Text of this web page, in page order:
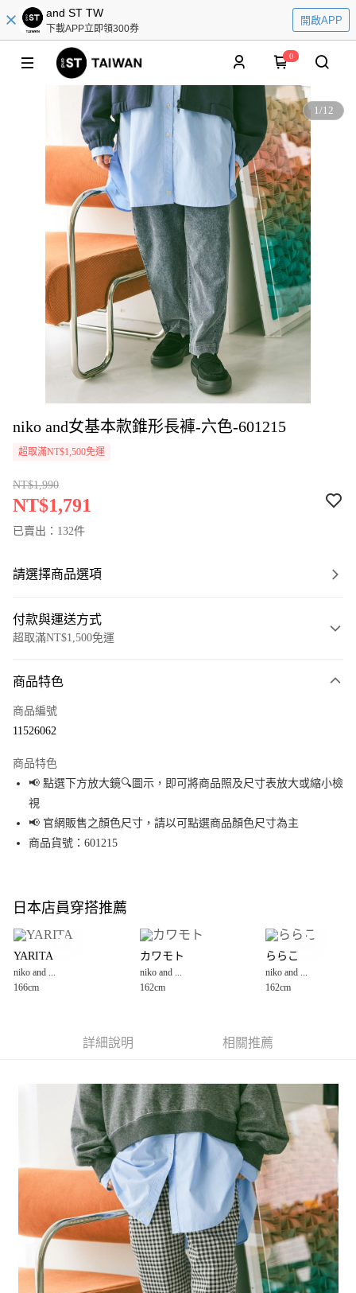
and ST TW
下載APP立即領300券
開啟APP
0
1/12
niko and女基本款錐形長褲-六色-601215
超取滿NT$1,500免運
NT$1,990
NT$1,791
已賣出：132件
請選擇商品選項
付款與運送方式
超取滿NT$1,500免運
信用卡一次付款
Apple Pay
街口支付
悠遊付
全盈+PAY
大哥付你分期
1.本服務由台灣大哥大提供，台灣大哥大用戶可立即使用無須另外申請。
2.付款方式選擇「大哥付你分期」，訂單成立後會自動跳轉到大哥付的交易
3.實際核准額度、可分期數及費用金額請依後續交易確認頁面所載為準。
4.訂單成立30分鐘內，如未前往確認交易或遇審核未通過，訂單將自動取
【繳款方式說明】
1.分期款項不併入電信帳單，「大哥付你分期」於每月結算日後寄送繳費提
2.透過簡訊連結打開帳單後，可選擇「超商條碼／台灣大直營門市／銀行轉
帳／街口支付／iPASS MONEY」等通路繳費。
【注意事項】
1.本服務係由「台灣大哥大股份有限公司」（以下簡稱本公司）所提供，讓
用戶於交易時，得透過本服務購買商品或服務，並由商店將買賣／分期付款
買賣價金債權讓與本公司後，依約使用本公司帳單繳交帳款。
2.基於同意付款使用「大哥付你分期」之契約關係目的，商店將以您的個人
資料（包含姓名、電話或地址）提供予台灣大哥大進項蒐集、處理及利用，
由本公司與您本人進行分期帳單所需資料之確認、核對及更正。
3.完整用戶服務條款，請詳閱以下連結：https://oppay.tw/userRule
AFTEE先享後付
３．安心：先確認商品／服務後，再付款。
【「AFTEE先享後付」結帳流程】
１．於結帳方式選擇「AFTEE先享後付」後，將跳轉至「AFTEE先享後付」
結帳頁面，進行簡訊認證並確認金額後，即可完成結帳。
２．訂單成立數日內，您將收到繳費通知簡訊。
３．收到繳費通知簡訊後14天內，點擊此簡訊中的連結，可透過四大超商／
ATM／網路銀行／等多元方式進行付款，方視為交易完成。
※ 請注意：結帳手續完成當下不需立刻繳費，但若您需要取消訂單，請聯絡
購買商品的店家。未經商家同意取消之訂單仍視為有效，需透過AFTEE先享
後付繳納相關費用。
※ 交易是否成功請以「AFTEE先享後付 」之結帳頁面顯示為準，若有關於
是否繳費成功／繳費後需取消欲退款等相關疑問，請聯繫「AFTEE先享後付
客戶支援中心」https://netprotections.freshdesk.com/support/home
每筆NT$80，滿NT$1,500(含以上)免運費
付款後 全家取貨
每筆NT$80，滿NT$1,500(含以上)免運費
7-11 取貨付款
每筆NT$80，滿NT$1,500(含以上)免運費
付款後 7-11取貨
每筆NT$80，滿NT$1,500(含以上)免運費
宅配
每筆NT$80，滿NT$1,500(含以上)免運費
商品特色
商品編號
11526062
商品特色
📢 點選下方放大鏡🔍圖示，即可將商品照及尺寸表放大或縮小檢
視
📢 官網販售之顏色尺寸，請以可點選商品顏色尺寸為主
商品貨號：601215
日本店員穿搭推薦
YARITA
niko and ...
166cm
カワモト
niko and ...
162cm
ららこ
niko and ...
162cm
詳細說明 相關推薦